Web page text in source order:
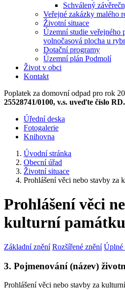
Schválený
Veřejné zakázky malého
Životní situace
Územní studie veřejného
volnočasová plocha u
Dotační programy
Územní plán Podmolí
Život v obci
Kontakt
Poplatek za domovní odpad pro rok
25528741/0100, v.s. uveďte číslo RD.
Úřední deska
Fotogalerie
Knihovna
Úvodní stránka
Obecní úřad
Životní situace
Prohlášení věci nebo stavby za
Prohlášení věci
kulturní památku
Základní znění Rozšířené znění Úplné
3. Pojmenování (název)
Prohlášení věci nebo stavby za